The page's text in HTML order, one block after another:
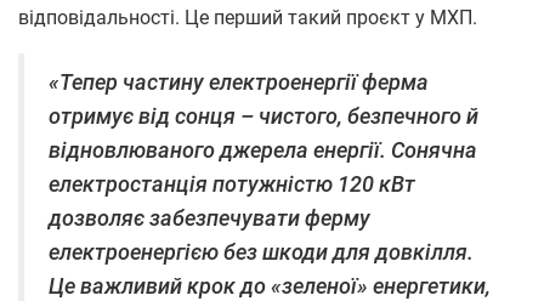
відповідальності. Це перший такий проєкт у МХП.
«Тепер частину електроенергії ферма
отримує від сонця – чистого, безпечного й
відновлюваного джерела енергії. Сонячна
електростанція потужністю 120 кВт
дозволяє забезпечувати ферму
електроенергією без шкоди для довкілля.
Це важливий крок до «зеленої» енергетики,